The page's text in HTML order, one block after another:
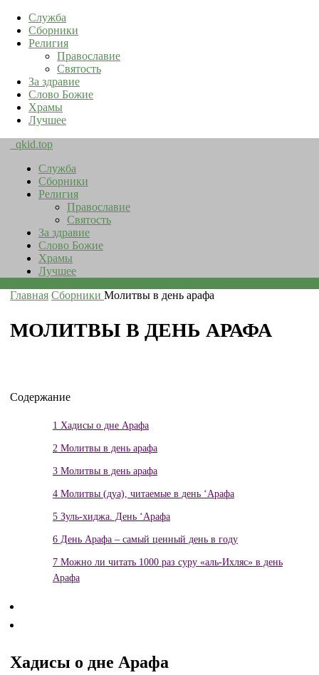
Служба
Сборники
Религия
Православие
Святость
За здравие
Слово Божие
Храмы
Лучшее
qkid.top
Служба
Сборники
Религия
Православие
Святость
За здравие
Слово Божие
Храмы
Лучшее
Главная Сборники Молитвы в день арафа
МОЛИТВЫ В ДЕНЬ АРАФА
Содержание
1 Хадисы о дне Арафа
2 Молитвы в день арафа
3 Молитвы в день арафа
4 Молитвы (дуа), читаемые в день ‘Арафа
5 Зуль-хиджа. День ‘Арафа
6 День Арафа – самый ценный день в году
7 Можно ли читать 1000 раз суру «аль-Ихляс» в день
Арафа
Хадисы о дне Арафа